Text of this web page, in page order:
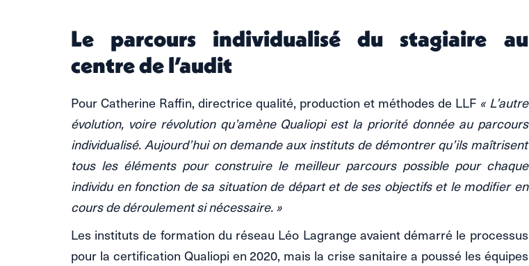
Le parcours individualisé du stagiaire au
centre de l’audit
Pour Catherine Raffin, directrice qualité, production et méthodes de LLF « L’autre
évolution, voire révolution qu’amène Qualiopi est la priorité donnée au parcours
individualisé. Aujourd’hui on demande aux instituts de démontrer qu’ils maîtrisent
tous les éléments pour construire le meilleur parcours possible pour chaque
individu en fonction de sa situation de départ et de ses objectifs et le modifier en
cours de déroulement si nécessaire. »
Les instituts de formation du réseau Léo Lagrange avaient démarré le processus
pour la certification Qualiopi en 2020, mais la crise sanitaire a poussé les équipes